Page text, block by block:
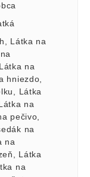
Látka na
Látka na
hniezdo
Látka
na
pečivo
na
na
Látka
na